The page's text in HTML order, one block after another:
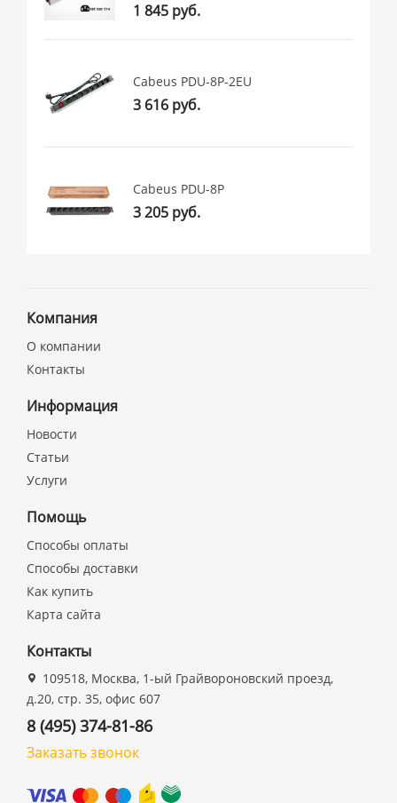
1 845 руб.
Cabeus PDU-8P-2EU
3 616 руб.
Cabeus PDU-8P
3 205 руб.
Компания
О компании
Контакты
Информация
Новости
Статьи
Услуги
Помощь
Способы оплаты
Способы доставки
Как купить
Карта сайта
Контакты
109518, Москва, 1-ый Грайвороновский проезд,
д.20, стр. 35, офис 607
8 (495) 374-81-86
Заказать звонок